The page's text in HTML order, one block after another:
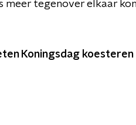
meer tegenover elkaar
Koningsdag koesteren